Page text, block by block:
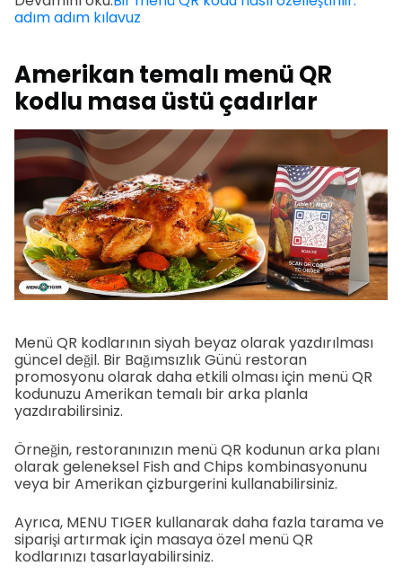
adım adım kılavuz
Amerikan temalı menü QR
kodlu masa üstü çadırlar
Menü QR kodlarının siyah beyaz olarak yazdırılması
güncel değil. Bir Bağımsızlık Günü restoran
promosyonu olarak daha etkili olması için menü QR
kodunuzu Amerikan temalı bir arka planla
yazdırabilirsiniz.
Örneğin, restoranınızın menü QR kodunun arka planı
olarak geleneksel Fish and Chips kombinasyonunu
veya bir Amerikan çizburgerini kullanabilirsiniz.
Ayrıca, MENU TIGER kullanarak daha fazla tarama ve
siparişi artırmak için masaya özel menü QR
kodlarınızı tasarlayabilirsiniz.